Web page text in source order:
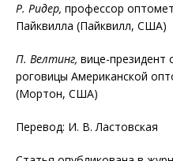
Р. Ридер, профессор
Пайквилла (Пайквилл, США)
П. Велтинг, вице-президент
роговицы Американской
(Мортон, США)
Перевод: И. В. Ластовская